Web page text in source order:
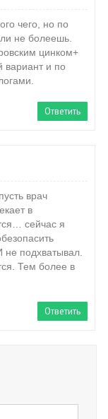
чего, но по
не болеешь.
цинком+
вариант и по
Ответить
врач
в
сейчас я
подхватывал.
Тем более в
Ответить